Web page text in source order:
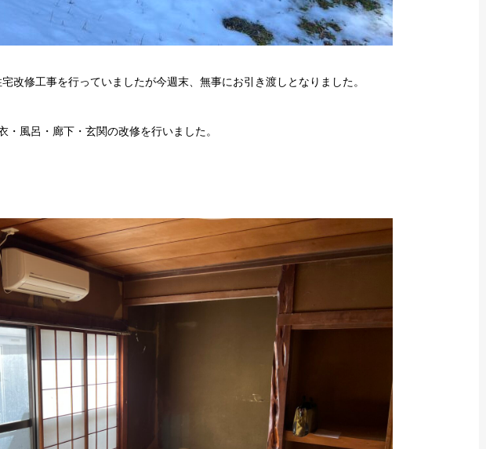
改修工事を行っていましたが今週末、無事にお引き渡しとなりました。
・風呂・廊下・玄関の改修を行いました。